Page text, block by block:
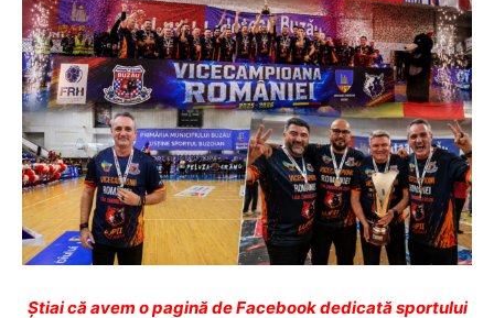
Ştiai că avem o pagină de Facebook dedicată sportului